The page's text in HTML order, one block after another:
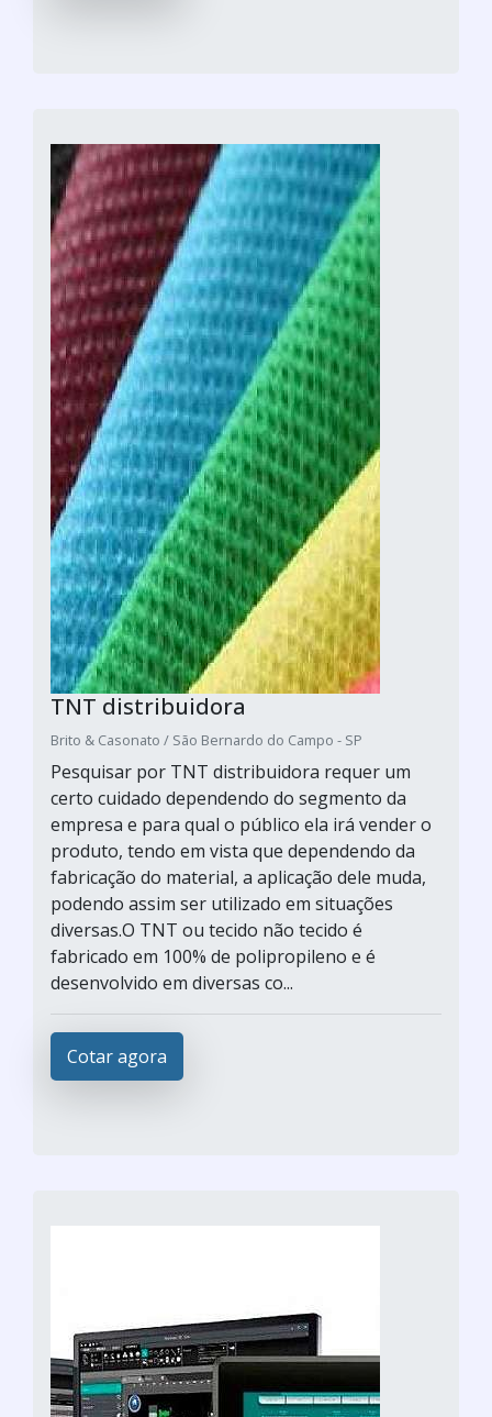
TNT distribuidora
Brito & Casonato / São Bernardo do Campo - SP
Pesquisar por TNT distribuidora requer um
certo cuidado dependendo do segmento da
empresa e para qual o público ela irá vender o
produto, tendo em vista que dependendo da
fabricação do material, a aplicação dele muda,
podendo assim ser utilizado em situações
diversas.O TNT ou tecido não tecido é
fabricado em 100% de polipropileno e é
desenvolvido em diversas co...
Cotar agora